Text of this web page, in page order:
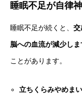
睡眠不足が自律
睡眠不足が続くと、 交
脳への血流が減少しま
ことがあります。
立ちくらみやめま